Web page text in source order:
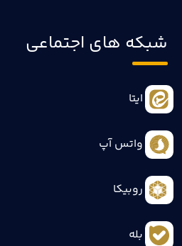
شبکه های اجتماعی
ایتا
واتس آپ
روبیکا
بله